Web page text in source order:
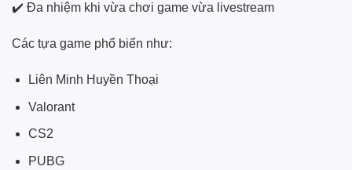
✔️ Đa nhiệm khi vừa chơi game vừa livestream
Các tựa game phổ biến như:
Liên Minh Huyền Thoại
Valorant
CS2
PUBG